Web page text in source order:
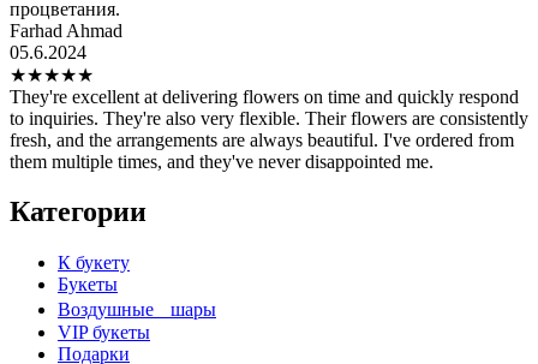
процветания.
Farhad Ahmad
05.6.2024
★★★★★
They're excellent at delivering flowers on time and quickly respond
to inquiries. They're also very flexible. Their flowers are consistently
fresh, and the arrangements are always beautiful. I've ordered from
them multiple times, and they've never disappointed me.
Категории
К букету
Букеты
Воздушные шары
VIP букеты
Подарки